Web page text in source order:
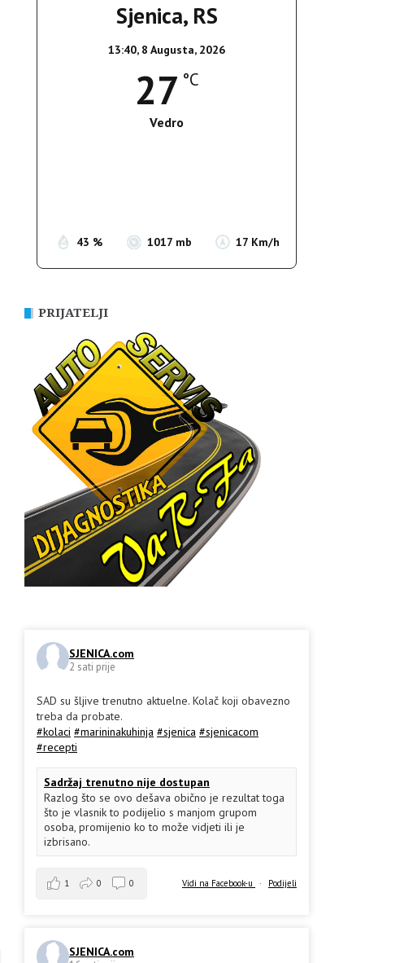
Sjenica, RS
13:40, 8 Augusta, 2026
27 °C
Vedro
43 % 1017 mb 17 Km/h
PRIJATELJI
SJENICA.com
2 sati prije
SAD su šljive trenutno aktuelne. Kolač koji obavezno
treba da probate.
#kolaci #marininakuhinja #sjenica #sjenicacom
#recepti
Sadržaj trenutno nije dostupan
Razlog što se ovo dešava obično je rezultat toga
što je vlasnik to podijelio s manjom grupom
osoba, promijenio ko to može vidjeti ili je
izbrisano.
Vidi na Facebook-u · Podijeli
1 0 0
SJENICA.com